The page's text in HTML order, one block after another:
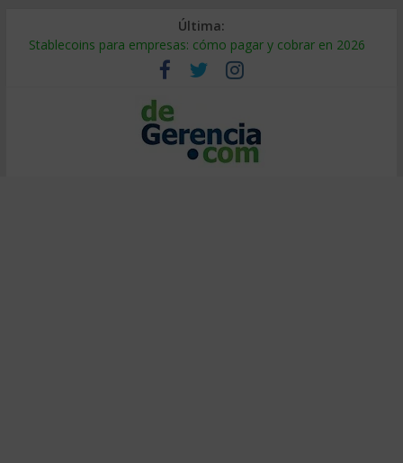
Última:
Stablecoins para empresas: cómo pagar y cobrar en 2026
Despido silencioso: qué es y por qué sale tan caro
IA en selección de personal: cómo auditarla a tiempo
Trabajo forzoso en la cadena de suministro: qué hacer
Mercado hispano de EE. UU.: cómo segmentarlo y venderle